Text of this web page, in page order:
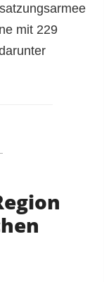
mit 229